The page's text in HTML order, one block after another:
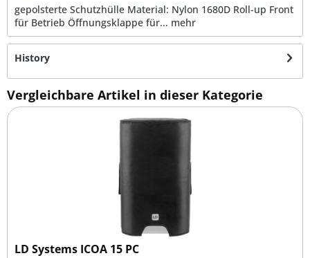
gepolsterte Schutzhülle Material: Nylon 1680D Roll-up Front
für Betrieb Öffnungsklappe für... mehr
History
Vergleichbare Artikel in dieser Kategorie
LD Systems ICOA 15 PC